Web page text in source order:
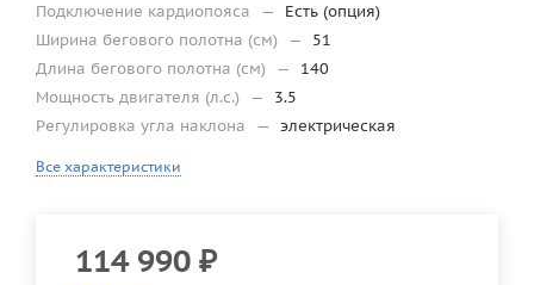
Подключение кардиопояса
—
Есть (опция)
Ширина бегового полотна (см)
—
51
Длина бегового полотна (см)
—
140
Мощность двигателя (л.с.)
—
3.5
Регулировка угла наклона
— электрическая
Все характеристики
114 990 ₽